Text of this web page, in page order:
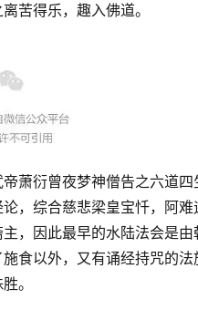
苦得乐，趣入佛道。
萧衍曾夜梦神僧告之六道
，综合慈悲梁皇宝忏，阿
主，因此最早的水陆法会是
食以外，又有诵经持咒的
。